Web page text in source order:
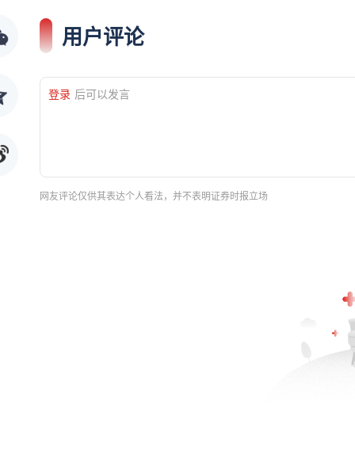
用户评论
登录 后可以发言
网友评论仅供其表达个人看法，并不表明证券时报立场